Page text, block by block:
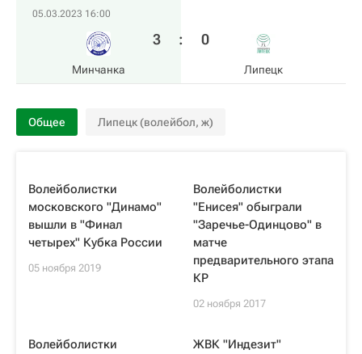
05.03.2023 16:00
Минчанка
3 : 0
Липецк
Общее Липецк (волейбол, ж)
Волейболистки
московского "Динамо"
вышли в "Финал
четырех" Кубка России
05 ноября 2019
Волейболистки
"Енисея" обыграли
"Заречье-Одинцово" в
матче
предварительного этапа
КР
02 ноября 2017
Волейболистки
ЖВК "Индезит"